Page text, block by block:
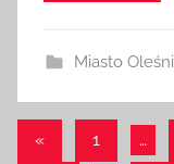
Miasto
«Poprzednie
1 …